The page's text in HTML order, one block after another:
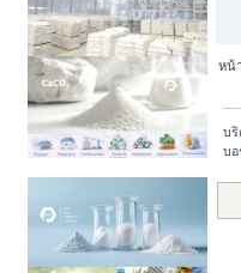
หน้
บริ
บอ